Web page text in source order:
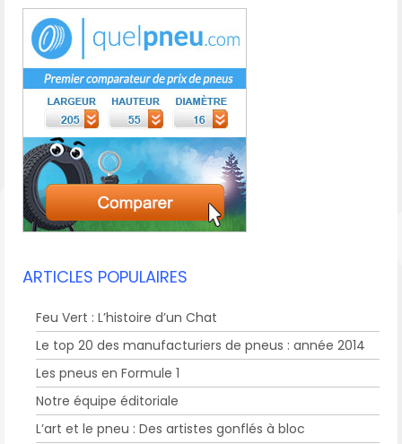
ARTICLES POPULAIRES
Feu Vert : L’histoire d’un Chat
Le top 20 des manufacturiers de pneus : année 2014
Les pneus en Formule 1
Notre équipe éditoriale
L’art et le pneu : Des artistes gonflés à bloc